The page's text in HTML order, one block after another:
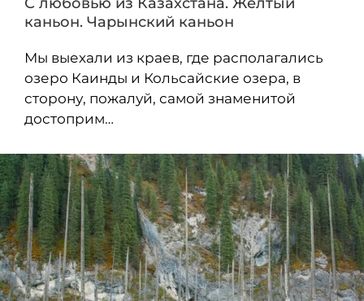
каньон. Чарынский каньон
Мы выехали из краев, где располагались
озеро Каинды и Кольсайские озера, в
сторону, пожалуй, самой знаменитой
достоприм…